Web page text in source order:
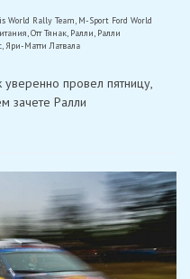
World Rally Team M-Sport Ford World
Отт Тянак Ралли Ралли
Яри-Матти Латвала
провел пятницу,
зачете Ралли